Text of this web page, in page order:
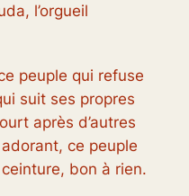
l’orgueil
peuple qui refuse
suit ses propres
après d’autres
ce peuple
bon à rien.